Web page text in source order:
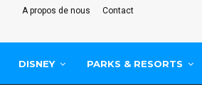
A propos de nous Contact
DISNEY PARKS & RESORTS